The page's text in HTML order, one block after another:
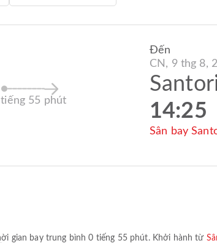
55 phút
Đến
CN, 9 thg 8,
14:25
Sân bay
gian bay trung bình0 tiếng 55 phút. Khởi hành từ